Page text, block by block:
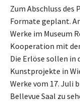
Zum Abschluss
Formate geplant.
Werke im Museum
Kooperation mit
Die Erlöse sollen in
Kunstprojekte in
Werke vom 17. Juli
Bellevue Saal zu